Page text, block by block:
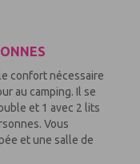
confort nécessaire
au camping. Il se
et 1 avec 2 lits
Vous
et une salle de